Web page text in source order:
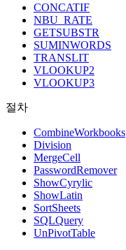
CONCATIF
NBU_RATE
GETSUBSTR
SUMINWORDS
TRANSLIT
VLOOKUP2
VLOOKUP3
절차
CombineWorkbooks
Division
MergeCell
PasswordRemover
ShowCyrylic
ShowLatin
SortSheets
SQLQuery
UnPivotTable